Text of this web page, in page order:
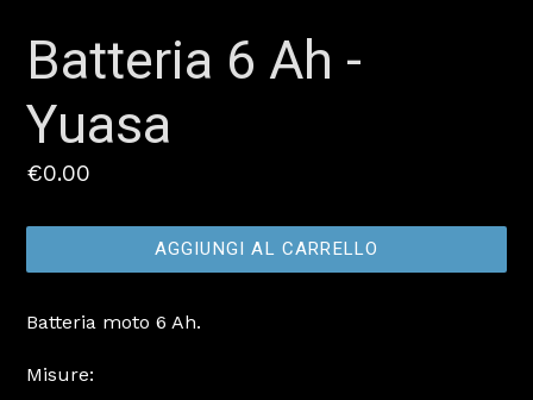
Batteria 6 Ah -
Yuasa
Prezzo
€0.00
AGGIUNGI AL CARRELLO
Batteria moto 6 Ah.
Misure: